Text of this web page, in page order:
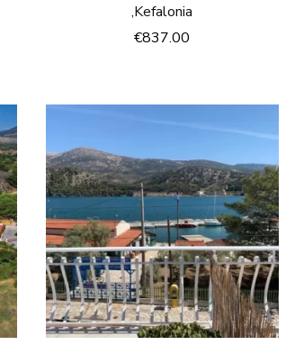
,Kefalonia
€837.00